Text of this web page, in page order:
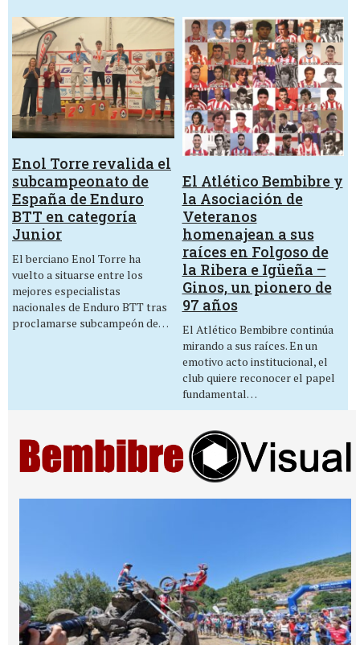
Enol Torre revalida el
subcampeonato de
España de Enduro
BTT en categoría
Junior
El berciano Enol Torre ha
vuelto a situarse entre los
mejores especialistas
nacionales de Enduro BTT tras
proclamarse subcampeón de…
El Atlético Bembibre y
la Asociación de
Veteranos
homenajean a sus
raíces en Folgoso de
la Ribera e Igüeña –
Ginos, un pionero de
97 años
El Atlético Bembibre continúa
mirando a sus raíces. En un
emotivo acto institucional, el
club quiere reconocer el papel
fundamental…